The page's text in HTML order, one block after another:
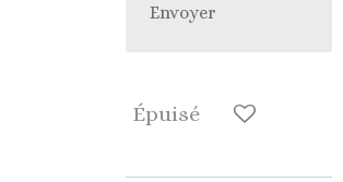
Envoyer
Épuisé